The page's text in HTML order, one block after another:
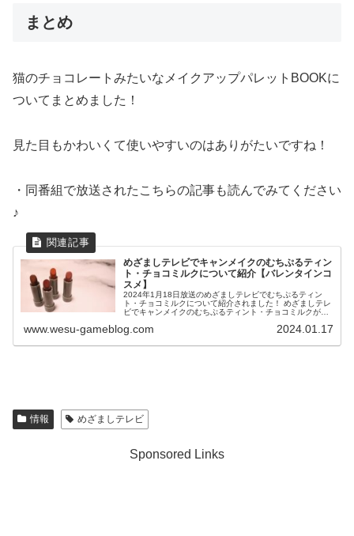
まとめ
猫のチョコレートみたいなメイクアップパレットBOOKに
ついてまとめました！
見た目もかわいくて使いやすいのはありがたいですね！
・同番組で放送されたこちらの記事も読んでみてください
♪
めざましテレビでキャンメイクのむちぷるティン
ト・チョコミルクについて紹介【バレンタインコ
スメ】
2024年1月18日放送のめざましテレビでむちぷるティン
ト・チョコミルクについて紹介されました！ めざましテレ
ビでキャンメイクのむちぷるティント・チョコミルクが話
ティント 04 ...
www.wesu-gameblog.com 2024.01.17
情報 めざましテレビ
Sponsored Links